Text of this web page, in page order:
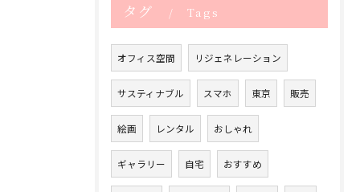
タグ Tags
オフィス空間 リジェネレーション
サスティナブル スマホ 東京 販売
絵画 レンタル おしゃれ
ギャラリー 自宅 おすすめ